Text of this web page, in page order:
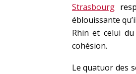
Strasbourg
éblouissante
Rhin et celui
cohésion.
Le quatuor des